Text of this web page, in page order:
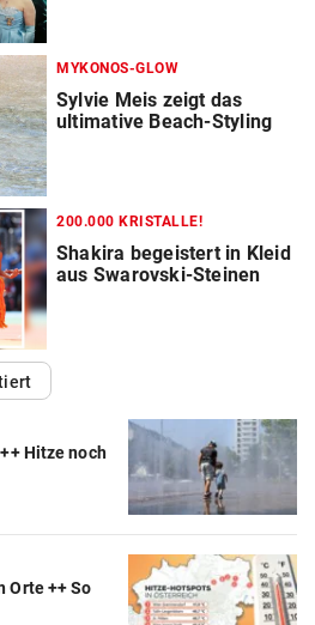
MYKONOS-GLOW
Sylvie Meis zeigt das
ultimative Beach-Styling
200.000 KRISTALLE!
Shakira begeistert in Kleid
aus Swarovski-Steinen
Hitze noch
Orte ++ So